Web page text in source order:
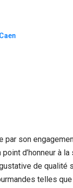
son
d’honneur à
de
telles